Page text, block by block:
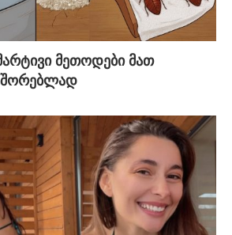
მეთოდები მათ